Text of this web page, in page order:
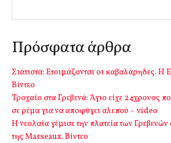
Πρόσφατα άρθρα
Σιάτιστα: Ετοιμάζονται οι καβαλάρηδες. Η
Βίντεο
Τροχαίο στα Γρεβενά: Άγιο είχε 24χρονος
σε ρέμα για να αποφύγει αλεπού – video
Η νεολαία γέμισε την πλατεία των
της Marseaux. Βίντεο